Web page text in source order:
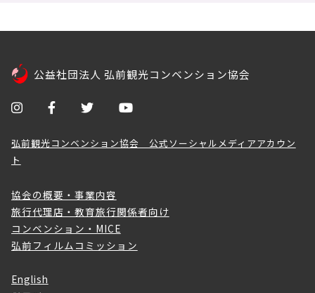
公益社団法人 弘前観光コンベンション協会
弘前観光コンベンション協会 公式ソーシャルメディアアカウン
ト
協会の概要・事業内容
旅行代理店・教育旅行関係者向け
コンベンション・MICE
弘前フィルムコミッション
English